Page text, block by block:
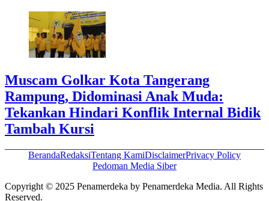
Muscam Golkar Kota Tangerang
Rampung, Didominasi Anak Muda:
Tekankan Hindari Konflik Internal Bidik
Tambah Kursi
BerandaRedaksiTentang KamiDisclaimerPrivacy Policy
Pedoman Media Siber
Copyright © 2025 Penamerdeka by Penamerdeka Media. All Rights
Reserved.